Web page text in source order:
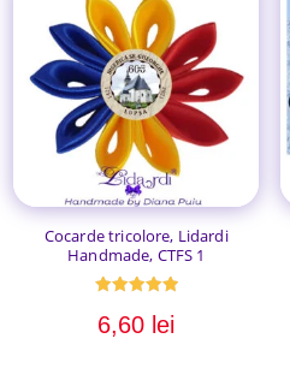
Cocarde tricolore, Lidardi
Handmade, CTFS 1
5.00
din 5
6,60 lei